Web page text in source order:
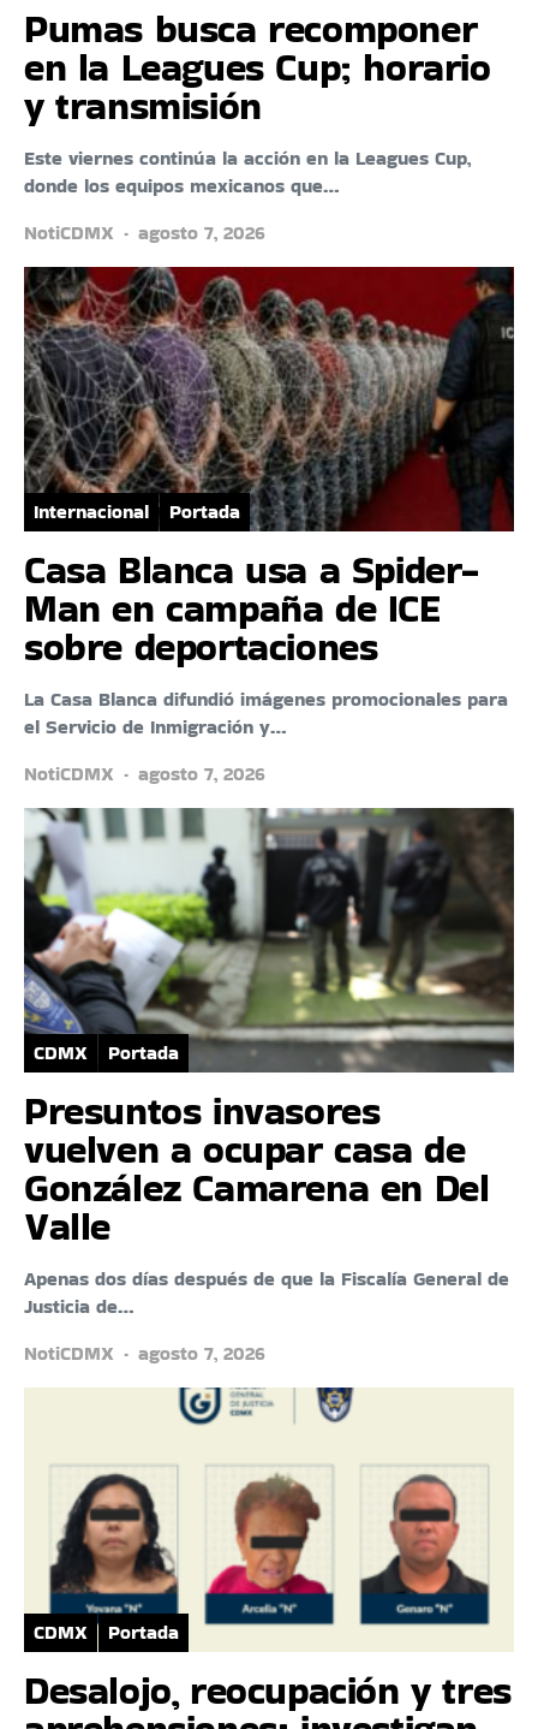
Pumas busca recomponer
en la Leagues Cup; horario
y transmisión
Este viernes continúa la acción en la Leagues Cup,
donde los equipos mexicanos que…
NotiCDMX
agosto 7, 2026
Internacional Portada
Casa Blanca usa a Spider-
Man en campaña de ICE
sobre deportaciones
La Casa Blanca difundió imágenes promocionales para
el Servicio de Inmigración y…
NotiCDMX
agosto 7, 2026
CDMX Portada
Presuntos invasores
vuelven a ocupar casa de
González Camarena en Del
Valle
Apenas dos días después de que la Fiscalía General de
Justicia de…
NotiCDMX
agosto 7, 2026
CDMX Portada
Desalojo, reocupación y tres